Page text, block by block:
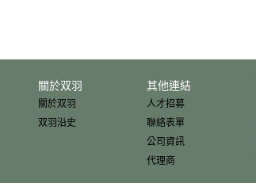
關於双羽
關於双羽
双羽沿史
其他連結
人才招募
聯絡表單
公司資訊
代理商